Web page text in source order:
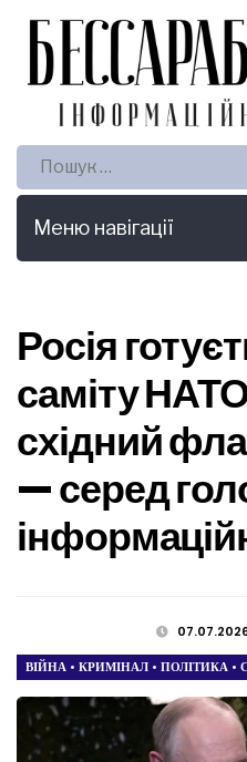
Пошук:
Меню навігації
Росія
саміту
східний
— серед
ВІЙНА • КРИМІНАЛ • ПОЛІТИКА •